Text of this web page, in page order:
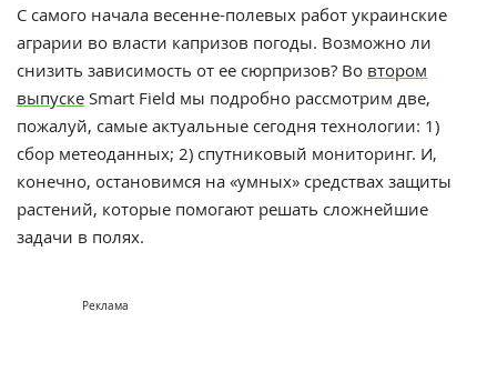
С самого начала весенне-полевых работ украинские
аграрии во власти капризов погоды. Возможно ли
снизить зависимость от ее сюрпризов? Во втором
выпуске Smart Field мы подробно рассмотрим две,
пожалуй, самые актуальные сегодня технологии: 1)
сбор метеоданных; 2) спутниковый мониторинг. И,
конечно, остановимся на «умных» средствах защиты
растений, которые помогают решать сложнейшие
задачи в полях.
Реклама